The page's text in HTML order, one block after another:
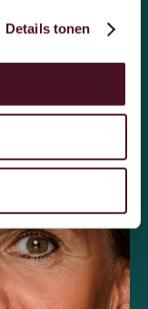
Details tonen